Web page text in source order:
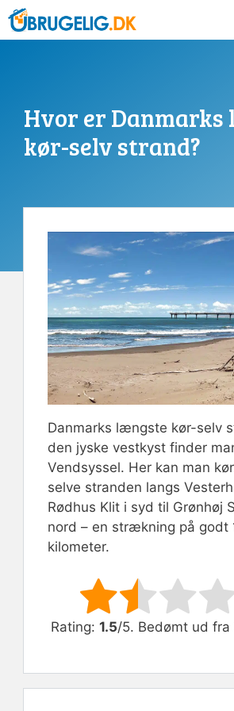
Hop
Hvor er Danmarks
kør-selv strand?
Danmarks længste kør-selv
den jyske vestkyst finder
Vendsyssel. Her kan man
selve stranden langs
Rødhus Klit i syd til Grønhøj
nord – en strækning på godt
kilometer.
Rate this item:
Submit
Rating: 1.5/5. Bedømt ud fra